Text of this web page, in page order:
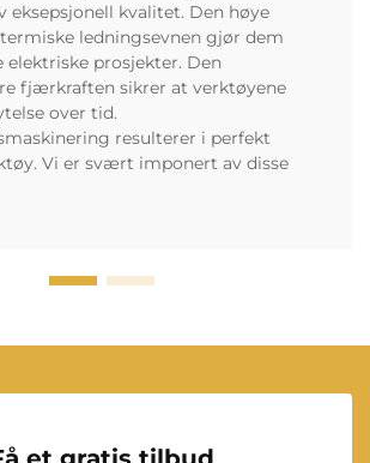
eksepsjonell kvalitet. Den høye
ledningsevnen gjør dem
elektriske prosjekter. Den
fjærkraften sikrer at verktøyene
over tid.
resulterer i perfekt
Vi er svært imponert av disse